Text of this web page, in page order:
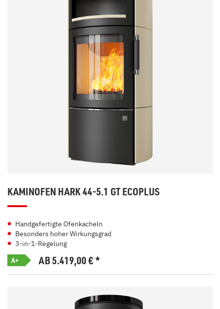
KAMINOFEN HARK 44-5.1 GT ECOPLUS
Handgefertigte Ofenkacheln
Besonders hoher Wirkungsgrad
3-in-1-Regelung
A+ AB 5.419,00€*